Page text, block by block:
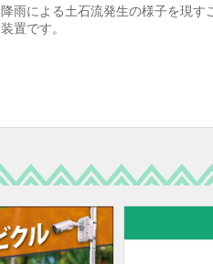
降雨による土石流発生の様子を現す
装置です。